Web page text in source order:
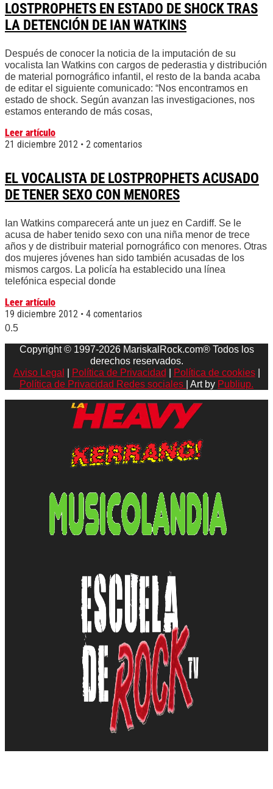
LOSTPROPHETS EN ESTADO DE SHOCK TRAS
LA DETENCIÓN DE IAN WATKINS
Después de conocer la noticia de la imputación de su
vocalista Ian Watkins con cargos de pederastia y distribución
de material pornográfico infantil, el resto de la banda acaba
de editar el siguiente comunicado: “Nos encontramos en
estado de shock. Según avanzan las investigaciones, nos
estamos enterando de más cosas,
Leer artículo
21 diciembre 2012
2 comentarios
EL VOCALISTA DE LOSTPROPHETS ACUSADO
DE TENER SEXO CON MENORES
Ian Watkins comparecerá ante un juez en Cardiff. Se le
acusa de haber tenido sexo con una niña menor de trece
años y de distribuir material pornográfico con menores. Otras
dos mujeres jóvenes han sido también acusadas de los
mismos cargos. La policía ha establecido una línea
telefónica especial donde
Leer artículo
19 diciembre 2012
4 comentarios
Copyright © 1997-2026 MariskalRock.com® Todos los
derechos reservados.
Aviso Legal
Política de Privacidad Política de cookies|
Política de Privacidad Redes sociales
| Art by Publiup.